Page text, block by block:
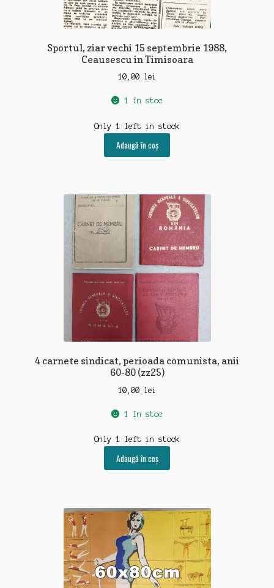
Sportul, ziar vechi 15 septembrie 1988,
Ceausescu in Timisoara
10,00 lei
1 în stoc
Only 1 left in stock
Adaugă în coș
4 carnete sindicat, perioada comunista, anii
60-80 (zz25)
10,00 lei
1 în stoc
Only 1 left in stock
Adaugă în coș